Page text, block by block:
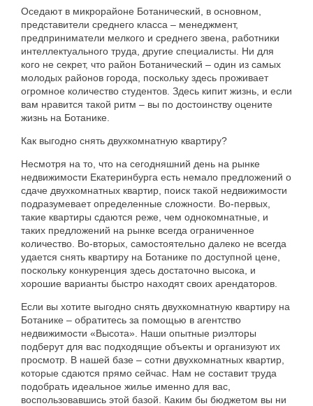
Оседают в микрорайоне Ботанический в основном
представители среднего класса – менеджмент,
предприниматели мелкого и среднего звена
работники
интеллектуального труда другие специалисты Ни для
кого не секрет, что район Ботанический – один из самых
молодых районов города поскольку здесь проживает
огромное количество студентов Здесь кипит жизнь и если
вам нравится такой ритм – вы по достоинству оцените
жизнь на Ботанике
Как выгодно снять двухкомнатную квартиру?
Несмотря на то что на сегодняшний день на рынке
недвижимости Екатеринбурга есть немало предложений о
сдаче двухкомнатных квартир поиск такой недвижимости
подразумевает определенные сложности Во-первых
такие квартиры сдаются реже чем однокомнатные
и
таких предложений на рынке всегда ограниченное
количество Во-вторых самостоятельно далеко не всегда
удается снять квартиру на Ботанике по доступной цене
поскольку конкуренция здесь достаточно высока
и
хорошие варианты быстро находят своих арендаторов
Если вы хотите выгодно снять двухкомнатную квартиру на
Ботанике – обратитесь за помощью в агентство
недвижимости «Высота». Наши опытные риэлторы
подберут для вас подходящие объекты и организуют их
просмотр В нашей базе – сотни двухкомнатных квартир
которые сдаются прямо сейчас Нам не составит труда
подобрать идеальное жилье именно для вас
воспользовавшись этой базой Каким бы бюджетом вы ни